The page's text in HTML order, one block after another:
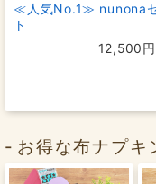
≪人気No.1≫ nunona
ト
12,500
お得な布ナプキ